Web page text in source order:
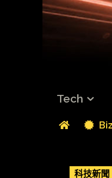
Tech
科技新聞